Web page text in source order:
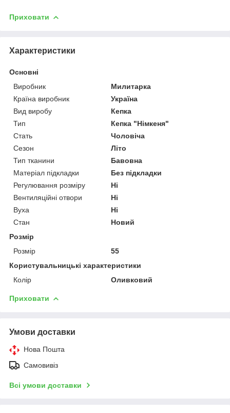
Приховати
Характеристики
Основні
Виробник
Милитарка
Країна виробник
Україна
Вид виробу
Кепка
Тип
Кепка "Німкеня"
Стать
Чоловіча
Сезон
Літо
Тип тканини
Бавовна
Матеріал підкладки
Без підкладки
Регулювання розміру
Ні
Вентиляційні отвори
Ні
Вуха
Ні
Стан
Новий
Розмір
Розмір
55
Користувальницькі характеристики
Колір
Оливковий
Приховати
Умови доставки
Нова Пошта
Самовивіз
Всі умови доставки